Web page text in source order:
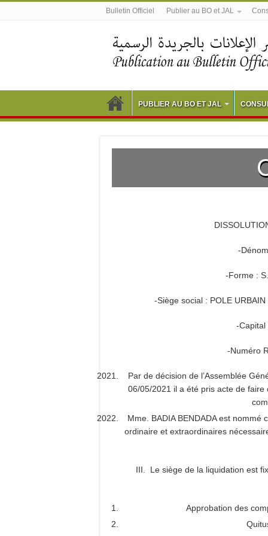
Bulletin Officiel Publier au BO et JAL
PUBLIER AU BO ET JAL
-
-Forme :
-Siège social : POLE
-Capital
-Numéro
Par de décision de l’Assemblée
06/05/2021 il a été pris acte de
Mme. BADIA BENDADA est
ordinaire et extraordinaires
III. Le siège de la liquidation est
Approbation des